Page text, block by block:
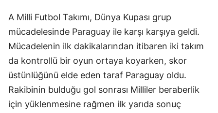
A Milli Futbol Takımı, Dünya Kupası grup
mücadelesinde Paraguay ile karşı karşıya geldi.
Mücadelenin ilk dakikalarından itibaren iki takım
da kontrollü bir oyun ortaya koyarken, skor
üstünlüğünü elde eden taraf Paraguay oldu.
Rakibinin bulduğu gol sonrası Milliler beraberlik
için yüklenmesine rağmen ilk yarıda sonuç